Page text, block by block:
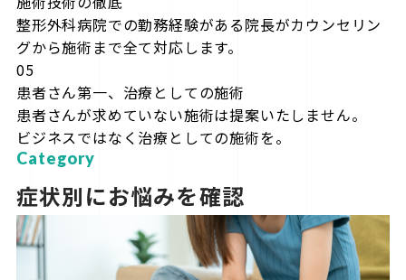
整形外科病院での勤務経験がある院長がカウンセリン
グから施術まで全て対応します。
05
患者さん第一、治療としての施術
患者さんが求めていない施術は提案いたしません。
ビジネスではなく治療としての施術を。
Category
症状別にお悩みを確認